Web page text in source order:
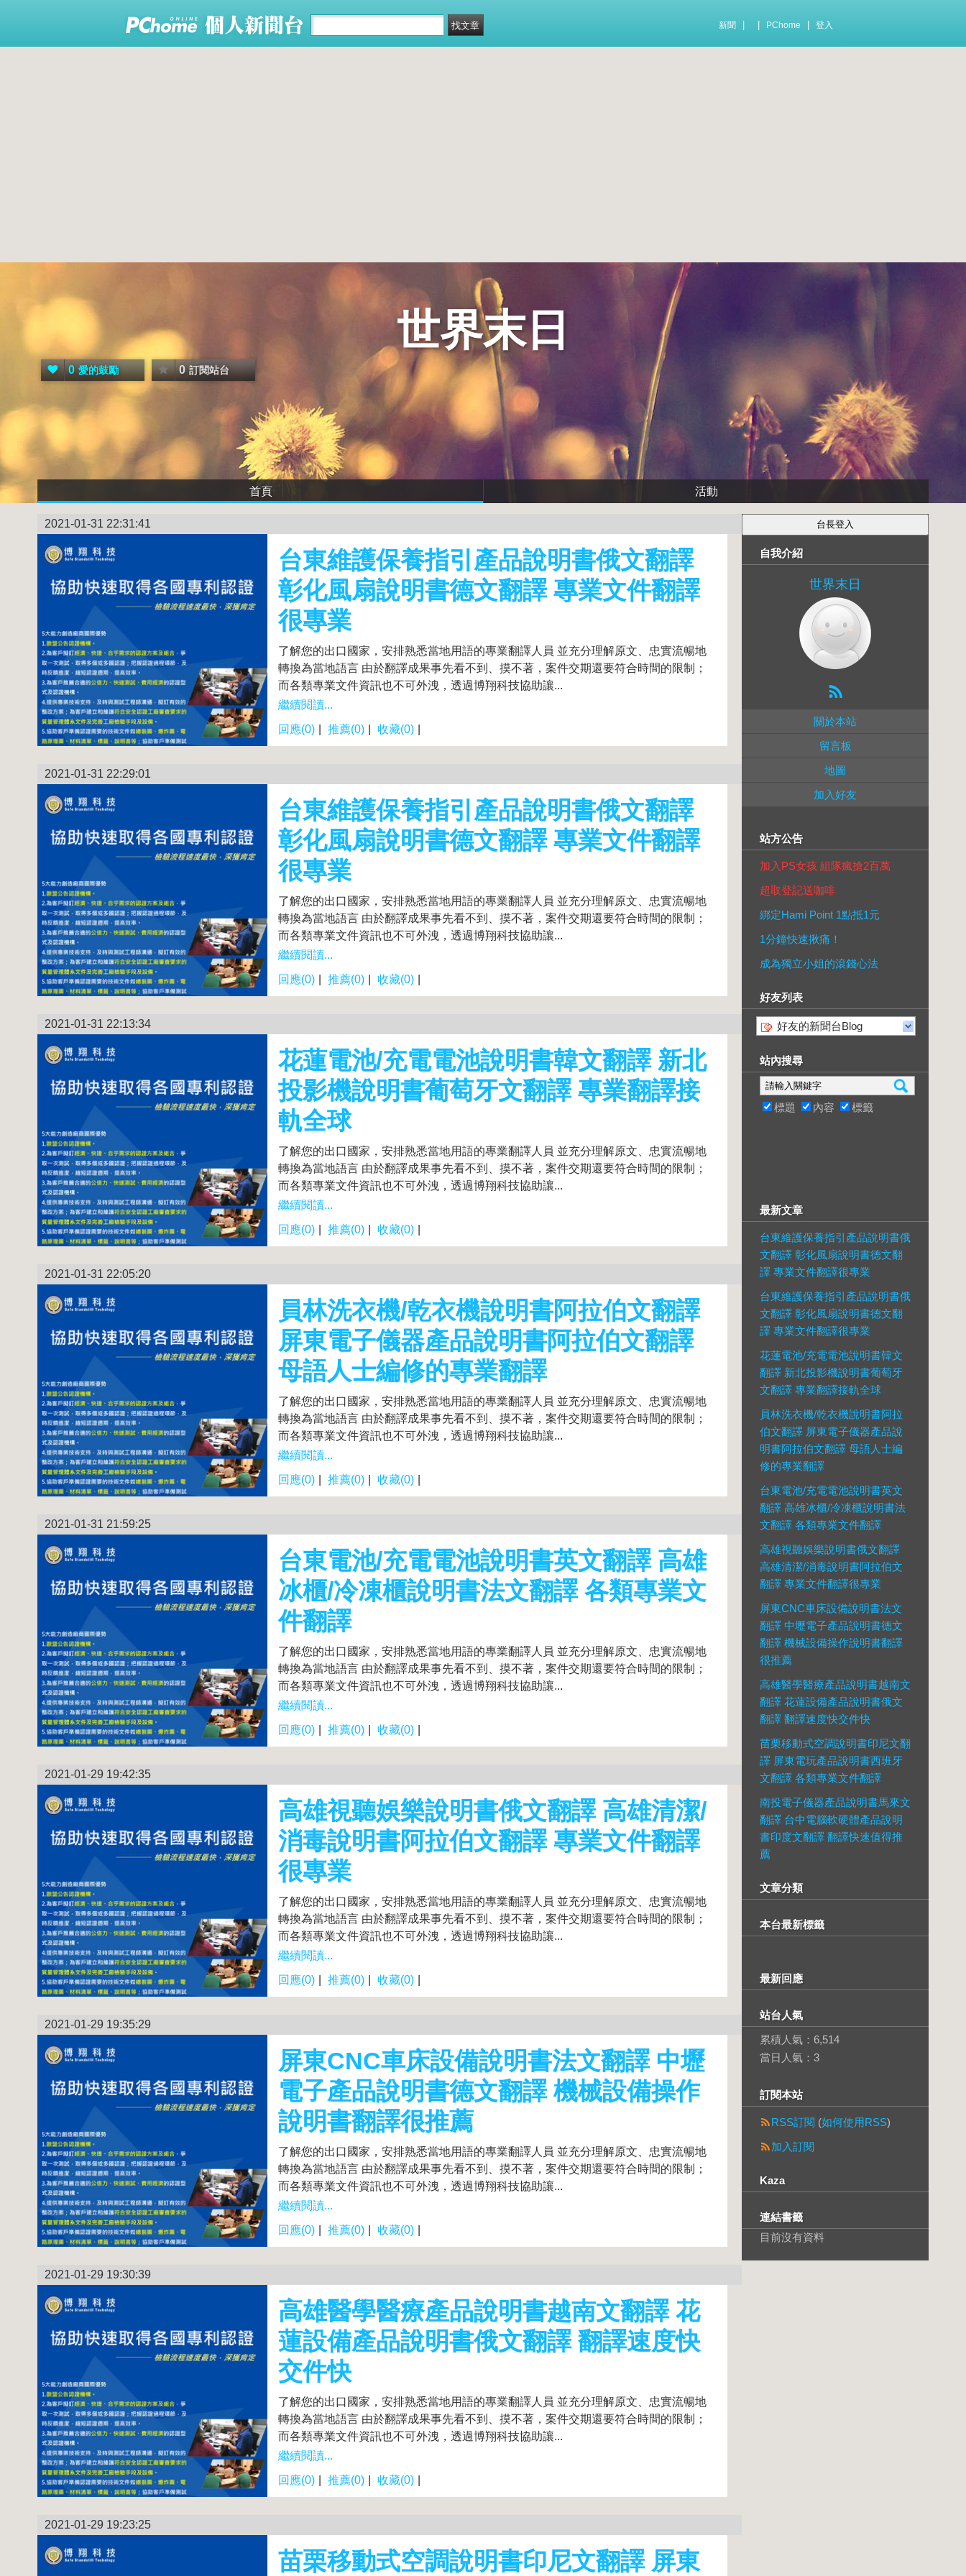
新聞 PChome 登入
世界末日
0 愛的鼓勵 0 訂閱站台
首頁 活動
2021-01-31 22:31:41
台東維護保養指引產品說明書俄文翻譯
彰化風扇說明書德文翻譯 專業文件翻譯
很專業
了解您的出口國家，安排熟悉當地用語的專業翻譯人員 並充分理解原文、忠實流暢地
轉換為當地語言 由於翻譯成果事先看不到、摸不著，案件交期還要符合時間的限制；
而各類專業文件資訊也不可外洩，透過博翔科技協助讓...
繼續閱讀...
回應(0)
推薦(0) 收藏(0)
2021-01-31 22:29:01
台東維護保養指引產品說明書俄文翻譯
彰化風扇說明書德文翻譯 專業文件翻譯
很專業
了解您的出口國家，安排熟悉當地用語的專業翻譯人員 並充分理解原文、忠實流暢地
轉換為當地語言 由於翻譯成果事先看不到、摸不著，案件交期還要符合時間的限制；
而各類專業文件資訊也不可外洩，透過博翔科技協助讓...
繼續閱讀...
回應(0)
推薦(0) 收藏(0)
2021-01-31 22:13:34
花蓮電池/充電電池說明書韓文翻譯 新北
投影機說明書葡萄牙文翻譯 專業翻譯接
軌全球
了解您的出口國家，安排熟悉當地用語的專業翻譯人員 並充分理解原文、忠實流暢地
轉換為當地語言 由於翻譯成果事先看不到、摸不著，案件交期還要符合時間的限制；
而各類專業文件資訊也不可外洩，透過博翔科技協助讓...
繼續閱讀...
回應(0)
推薦(0) 收藏(0)
2021-01-31 22:05:20
員林洗衣機/乾衣機說明書阿拉伯文翻譯
屏東電子儀器產品說明書阿拉伯文翻譯
母語人士編修的專業翻譯
了解您的出口國家，安排熟悉當地用語的專業翻譯人員 並充分理解原文、忠實流暢地
轉換為當地語言 由於翻譯成果事先看不到、摸不著，案件交期還要符合時間的限制；
而各類專業文件資訊也不可外洩，透過博翔科技協助讓...
繼續閱讀...
回應(0)
推薦(0) 收藏(0)
2021-01-31 21:59:25
台東電池/充電電池說明書英文翻譯 高雄
冰櫃/冷凍櫃說明書法文翻譯 各類專業文
件翻譯
了解您的出口國家，安排熟悉當地用語的專業翻譯人員 並充分理解原文、忠實流暢地
轉換為當地語言 由於翻譯成果事先看不到、摸不著，案件交期還要符合時間的限制；
而各類專業文件資訊也不可外洩，透過博翔科技協助讓...
繼續閱讀...
回應(0)
推薦(0) 收藏(0)
2021-01-29 19:42:35
高雄視聽娛樂說明書俄文翻譯 高雄清潔/
消毒說明書阿拉伯文翻譯 專業文件翻譯
很專業
了解您的出口國家，安排熟悉當地用語的專業翻譯人員 並充分理解原文、忠實流暢地
轉換為當地語言 由於翻譯成果事先看不到、摸不著，案件交期還要符合時間的限制；
而各類專業文件資訊也不可外洩，透過博翔科技協助讓...
繼續閱讀...
回應(0)
推薦(0) 收藏(0)
2021-01-29 19:35:29
屏東CNC車床設備說明書法文翻譯 中壢
電子產品說明書德文翻譯 機械設備操作
說明書翻譯很推薦
了解您的出口國家，安排熟悉當地用語的專業翻譯人員 並充分理解原文、忠實流暢地
轉換為當地語言 由於翻譯成果事先看不到、摸不著，案件交期還要符合時間的限制；
而各類專業文件資訊也不可外洩，透過博翔科技協助讓...
繼續閱讀...
回應(0)
推薦(0) 收藏(0)
2021-01-29 19:30:39
高雄醫學醫療產品說明書越南文翻譯 花
蓮設備產品說明書俄文翻譯 翻譯速度快
交件快
了解您的出口國家，安排熟悉當地用語的專業翻譯人員 並充分理解原文、忠實流暢地
轉換為當地語言 由於翻譯成果事先看不到、摸不著，案件交期還要符合時間的限制；
而各類專業文件資訊也不可外洩，透過博翔科技協助讓...
繼續閱讀...
回應(0)
推薦(0) 收藏(0)
2021-01-29 19:23:25
苗栗移動式空調說明書印尼文翻譯 屏東
自我介紹
世界末日
關於本站
留言板
地圖
加入好友
站方公告
加入PS女孩 組隊瘋搶2百萬
超取登記送咖啡
綁定Hami Point 1點抵1元
1分鐘快速揪痛！
成為獨立小姐的滾錢心法
好友列表
好友的新聞台Blog
站內搜尋
標題 內容 標籤
最新文章
台東維護保養指引產品說明書俄
文翻譯 彰化風扇說明書德文翻
譯 專業文件翻譯很專業
台東維護保養指引產品說明書俄
文翻譯 彰化風扇說明書德文翻
譯 專業文件翻譯很專業
花蓮電池/充電電池說明書韓文
翻譯 新北投影機說明書葡萄牙
文翻譯 專業翻譯接軌全球
員林洗衣機/乾衣機說明書阿拉
伯文翻譯 屏東電子儀器產品說
明書阿拉伯文翻譯 母語人士編
修的專業翻譯
台東電池/充電電池說明書英文
翻譯 高雄冰櫃/冷凍櫃說明書法
文翻譯 各類專業文件翻譯
高雄視聽娛樂說明書俄文翻譯
高雄清潔/消毒說明書阿拉伯文
翻譯 專業文件翻譯很專業
屏東CNC車床設備說明書法文
翻譯 中壢電子產品說明書德文
翻譯 機械設備操作說明書翻譯
很推薦
高雄醫學醫療產品說明書越南文
翻譯 花蓮設備產品說明書俄文
翻譯 翻譯速度快交件快
苗栗移動式空調說明書印尼文翻
譯 屏東電玩產品說明書西班牙
文翻譯 各類專業文件翻譯
南投電子儀器產品說明書馬來文
翻譯 台中電腦軟硬體產品說明
書印度文翻譯 翻譯快速值得推
薦
文章分類
本台最新標籤
最新回應
站台人氣
累積人氣： 6,514
當日人氣： 3
訂閱本站
RSS訂閱 (如何使用RSS)
加入訂閱
Kaza
連結書籤
目前沒有資料